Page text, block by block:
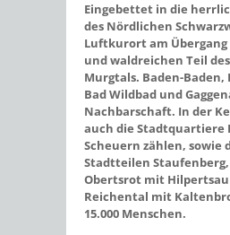
Eingebettet in die
des Nördlichen
Luftkurort am Übergang
und waldreichen Teil
Murgtals. Baden-Baden,
Bad Wildbad und
Nachbarschaft. In der
auch die Stadtquartiere
Scheuern zählen, sowie
Stadtteilen
Obertsrot mit
Reichental mit
15.000 Menschen.